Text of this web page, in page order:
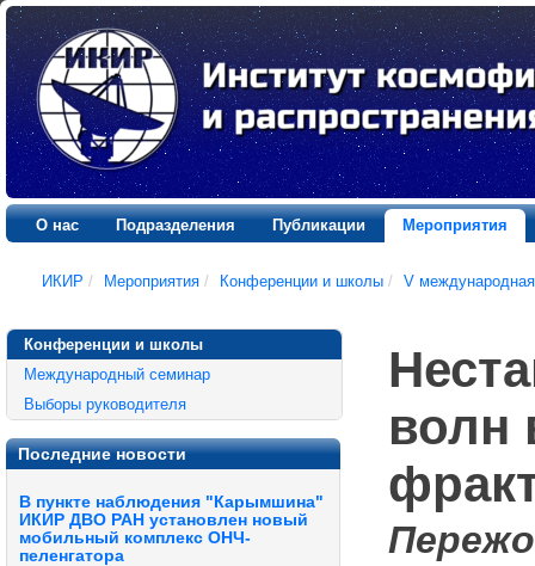
О нас Подразделения Публикации Мероприятия
ИКИР / Мероприятия / Конференции и школы / V
Конференции и школы
Международный семинар
Выборы руководителя
Последние новости
В пункте наблюдения "Карымшина"
ИКИР ДВО РАН установлен новый
мобильный комплекс ОНЧ-
пеленгатора
волн